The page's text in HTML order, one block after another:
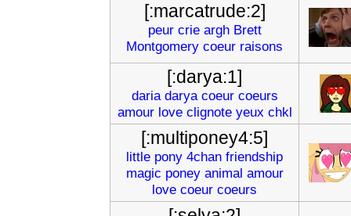
[:marcatrude:2]
peur crie argh Brett
Montgomery coeur raisons
[:darya:1]
daria darya coeur coeurs
amour love clignote yeux chkl
[:multiponey4:5]
little pony 4chan friendship
magic poney animal amour
love coeur coeurs